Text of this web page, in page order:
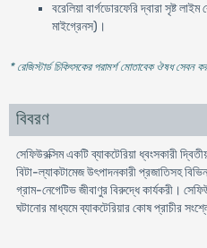
বরেলিয়া বার্গডোরফেরি দ্বারা সৃষ্ট
মাইগ্রেনস)।
* রেজিস্টার্ড চিকিৎসকের পরামর্শ মোতাবেক ঔষধ সেবন
বিবরণ
সেফিউরক্সিম একটি ব্যাকটেরিয়া ধ্বংসকারী
বিটা-ল্যাকটামেজ উৎপাদনকারী প্রজাতিসহ
গ্রাম-নেগেটিভ জীবাণুর বিরুদ্ধে কার্যকরী।
ঘটানোর মাধ্যমে ব্যাকটেরিয়ার কোষ প্রাচীর